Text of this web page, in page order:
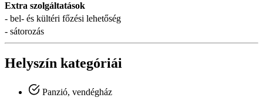
Extra szolgáltatások
- bel- és kültéri főzési lehetőség
- sátorozás
Helyszín kategóriái
Panzió, vendégház